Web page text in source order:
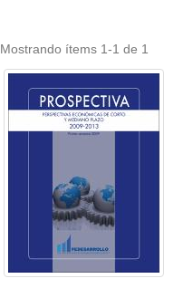
Mostrando ítems 1-1 de 1